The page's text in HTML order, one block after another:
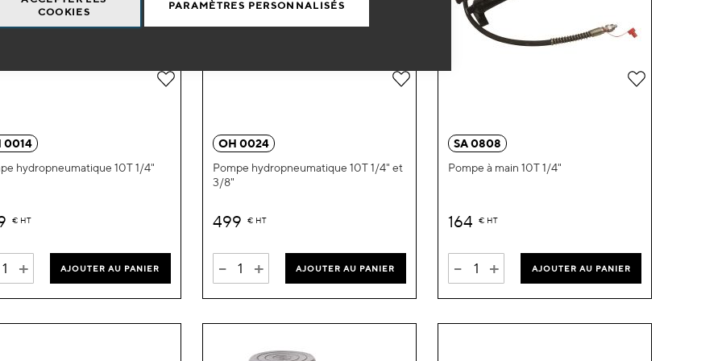
COOKIES
PARAMÈTRES PERSONNALISÉS
0014
hydropneumatique 10T 1/4"
€ HT
+ AJOUTER AU PANIER
Ajouter
OH 0024
Pompe hydropneumatique 10T 1/4" et
3/8"
499 € HT
- + AJOUTER AU PANIER
Ajouter
SA 0808
Pompe à main 10T 1/4"
164 € HT
- + AJOUTER AU PANIER
Ajouter